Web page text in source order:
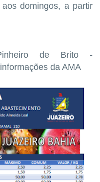
domingos, a partir
de Brito -
da AMA